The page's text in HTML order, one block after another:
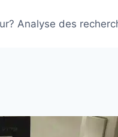
Analyse des